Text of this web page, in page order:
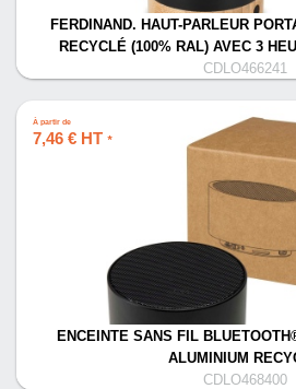
FERDINAND. HAUT-PARLEUR
RECYCLÉ (100% RAL) AVEC 3
CDLO466241
À partir de
7,46 € HT *
ENCEINTE SANS FIL
ALUMINIUM
CDLO468400